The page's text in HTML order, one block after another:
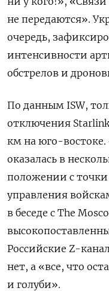
не передаются».
очередь,
интенсивности
обстрелов и
По данным ISW,
отключения
км на юго-востоке.
оказалась в
положении с точки
управления
в беседе с The
Российские Z-
нет, а «все, что
и голуби».